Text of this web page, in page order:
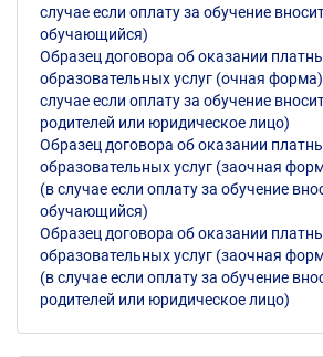
случае если оплату за обучение
обучающийся)
Образец договора об оказании
образовательных услуг (очная
случае если оплату за обучение
родителей или юридическое лицо)
Образец договора об оказании
образовательных услуг (заочная
(в случае если оплату за обучение
обучающийся)
Образец договора об оказании
образовательных услуг (заочная
(в случае если оплату за обучение
родителей или юридическое лицо)